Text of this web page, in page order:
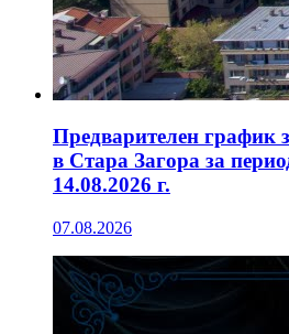
Предварителен график
в Стара Загора за
14.08.2026 г.
07.08.2026